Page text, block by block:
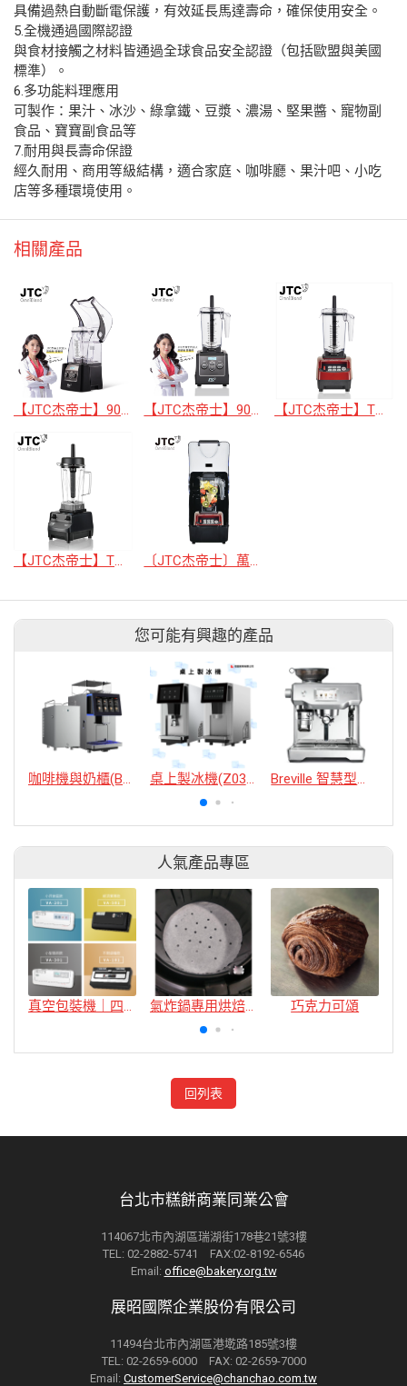
具備過熱自動斷電保護，有效延長馬達壽命，確保使用安全。
5.全機通過國際認證
與食材接觸之材料皆通過全球食品安全認證（包括歐盟與美國
標準）。
6.多功能料理應用
可製作：果汁、冰沙、綠拿鐵、豆漿、濃湯、堅果醬、寵物副
食品、寶寶副食品等
7.耐用與長壽命保證
經久耐用、商用等級結構，適合家庭、咖啡廳、果汁吧、小吃
店等多種環境使用。
相關產品
【JTC杰帝士】900Q-D隔音罩三匹馬力智能調理機、果汁機、商用冰沙機 【JTC杰帝士】900D三匹馬力智能萬用調理機、果汁機、商用冰沙機 【JTC杰帝士】TM-800大馬力萬用調理機、果汁機、商用冰沙機
【JTC杰帝士】TM-788三匹馬力萬用調理機、果汁機、商用冰沙機 〔JTC杰帝士〕萬能調理機TM-800AQ隔音罩調理機、果汁機、商用冰沙機
您可能有興趣的產品
咖啡機與奶櫃(BTB-302/BX03) 桌上製冰機(Z03/Z05) Breville 智慧型半自動義式咖啡機
人氣產品專區
真空包裝機｜四款 氣炸鍋專用烘焙紙 巧克力可頌
回列表
台北市糕餅商業同業公會
114067北市內湖區瑞湖街178巷21號3樓
TEL: 02-2882-5741 FAX:02-8192-6546
Email: office@bakery.org.tw
展昭國際企業股份有限公司
11494台北市內湖區港墘路185號3樓
TEL: 02-2659-6000 FAX: 02-2659-7000
Email: CustomerService@chanchao.com.tw